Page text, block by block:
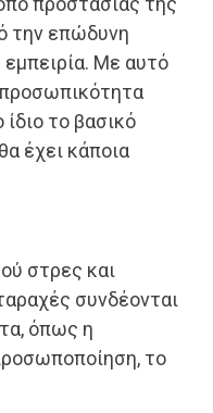
την επώδυνη
Με αυτό
ίδιο το βασικό
έχει κάποια
στρες και
συνδέονται
όπως η
το